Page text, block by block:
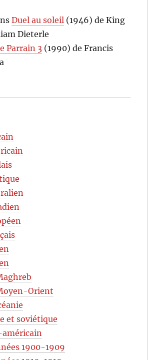
Duel au soleil (1946) de King
Dieterle
Parrain 3 (1990) de Francis
Orient
et soviétique
1900-1909